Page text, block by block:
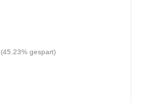
(45.23% gespart)